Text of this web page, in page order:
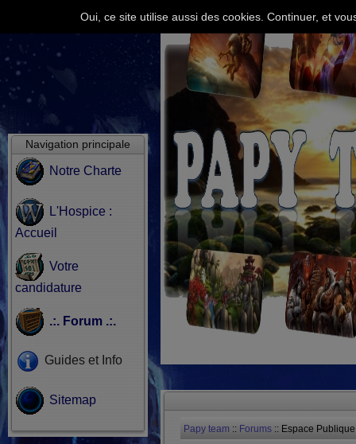
Navigation principale
Notre Charte
L'Hospice :
Accueil
Votre
candidature
.:. Forum .:.
Guides et Info
Sitemap
Papy team :: Forums :: Espace
Oui, ce site utilise aussi des cookies. Continuer, et